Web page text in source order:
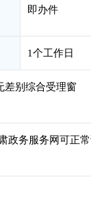
即办件
1个工作日
差别综合受理窗
政务服务网可正